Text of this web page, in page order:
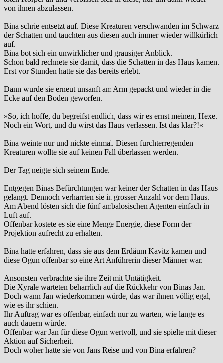
von ihnen abzulassen.
Bina schrie entsetzt auf. Diese Kreaturen verschwanden im Schwarz
der Schatten und tauchten aus diesen auch immer wieder willkürlich
auf.
Bina bot sich ein unwirklicher und grausiger Anblick.
Schon bald rechnete sie damit, dass die Schatten in das Haus kamen.
Erst vor Stunden hatte sie das bereits erlebt.
Dann wurde sie erneut unsanft am Arm gepackt und wieder in die
Ecke auf den Boden geworfen.
»So, ich hoffe, du begreifst endlich, dass wir es ernst meinen, Hexe.
Noch ein Wort, und du wirst das Haus verlassen. Ist das klar?!«
Bina weinte nur und nickte einmal. Diesen furchterregenden
Kreaturen wollte sie auf keinen Fall überlassen werden.
Der Tag neigte sich seinem Ende.
Entgegen Binas Befürchtungen war keiner der Schatten in das Haus
gelangt. Dennoch verharrten sie in grosser Anzahl vor dem Haus.
Am Abend lösten sich die fünf ambalosischen Agenten einfach in
Luft auf.
Offenbar kostete es sie eine Menge Energie, diese Form der
Projektion aufrecht zu erhalten.
Bina hatte erfahren, dass sie aus dem Erdäum Kavitz kamen und
diese Ogun offenbar so eine Art Anführerin dieser Männer war.
Ansonsten verbrachte sie ihre Zeit mit Untätigkeit.
Die Xyrale warteten beharrlich auf die Rückkehr von Binas Jan.
Doch wann Jan wiederkommen würde, das war ihnen völlig egal,
wie es ihr schien.
Ihr Auftrag war es offenbar, einfach nur zu warten, wie lange es
auch dauern würde.
Offenbar war Jan für diese Ogun wertvoll, und sie spielte mit dieser
Aktion auf Sicherheit.
Doch woher hatte sie von Jans Reise und von Bina erfahren?